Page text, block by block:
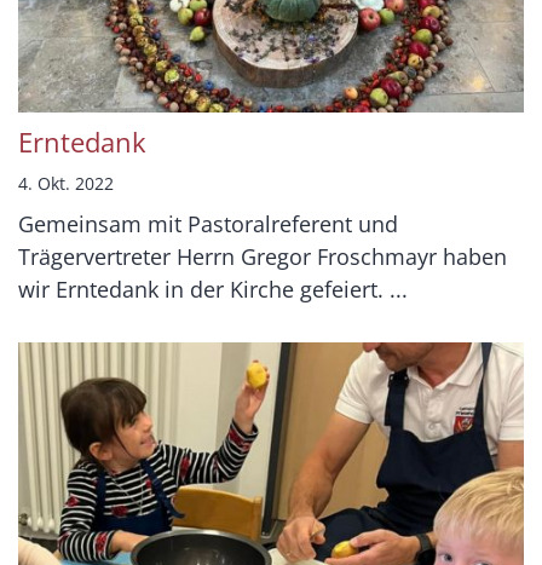
Erntedank
4. Okt. 2022
Gemeinsam mit Pastoralreferent und
Trägervertreter Herrn Gregor Froschmayr haben
wir Erntedank in der Kirche gefeiert. ...